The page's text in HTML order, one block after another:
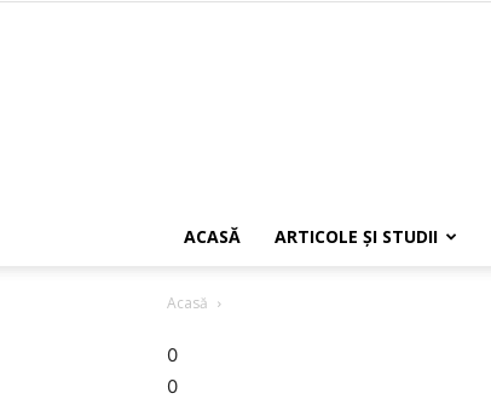
ACASĂ ARTICOLE ŞI STUDII
Acasă
0
0